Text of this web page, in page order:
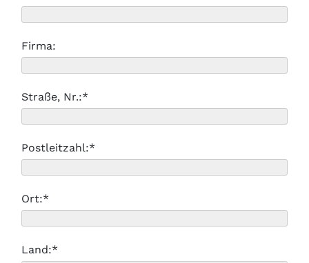
Firma:
Straße, Nr.:*
Postleitzahl:*
Ort:*
Land:*